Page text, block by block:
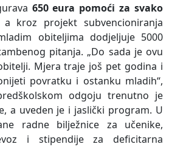
650 eura pomoći za svako
kroz projekt subvencioniranja
obiteljima dodjeljuje 5000
pitanja. „Do sada je ovu
Mjera traje još pet godina i
povratku i ostanku mladih“,
odgoju trenutno je
a uveden je i jaslički program. U
radne bilježnice za učenike,
i stipendije za deficitarna